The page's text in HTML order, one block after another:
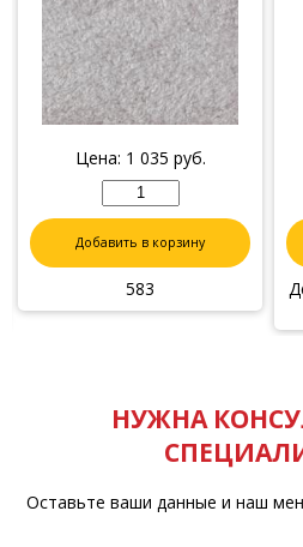
Цена: 1 035 руб.
Добавить в корзину
583
НУЖНА
Оставьте ваши данные и наш